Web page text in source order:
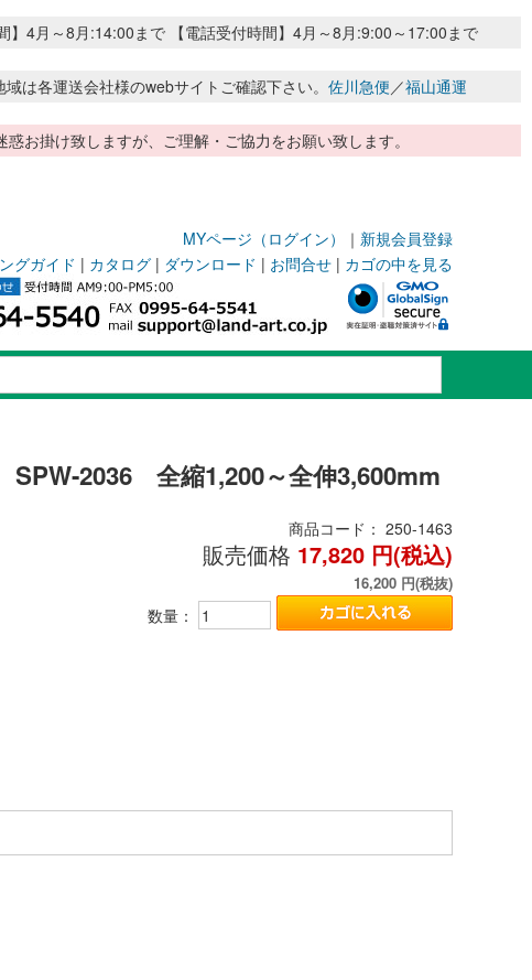
】4月～8月:14:00まで 【電話受付時間】4月～8月:9:00～17:00まで
は各運送会社様のwebサイトご確認下さい。 佐川急便／福山通運
お掛け致しますが、ご理解・ご協力をお願い致します。
MYページ（ログイン） ｜ 新規会員登録
グガイド | カタログ | ダウンロード | お問合せ | カゴの中を見る
2036 全縮1,200～全伸3,600mm
商品コード： 250-1463
販売価格 17,820 円(税込)
16,200 円(税抜)
数量：